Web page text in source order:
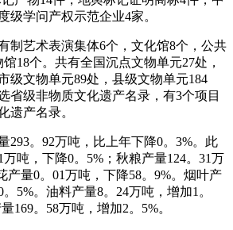
级学问产权示范企业4家。
艺术表演集体6个，文化馆8个，公共
18个。共有全国沉点文物单元27处，
级文物单元89处，县级文物单元184
省级非物质文化遗产名录，有3个项目
遗产名录。
。92万吨，比上年下降0。3%。此
吨，下降0。5%；秋粮产量124。31万
产量0。01万吨，下降58。9%。烟叶产
5%。油料产量8。24万吨，增加1。
169。58万吨，增加2。5%。